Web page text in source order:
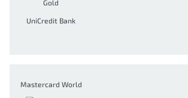
UniCredit Bank
Mastercard World